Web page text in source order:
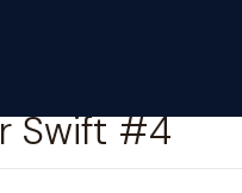
Swift #4